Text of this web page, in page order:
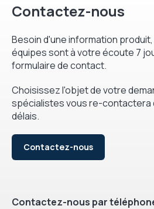
Contactez-nous
Besoin d'une information produit,
équipes sont à votre écoute 7
formulaire de contact.
Choisissez l'objet de votre
spécialistes vous re-contactera
délais.
Contactez-nous
Contactez-nous par